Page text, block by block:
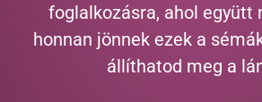
foglalkozásra, ahol együtt
honnan jönnek ezek a
állíthatod meg a